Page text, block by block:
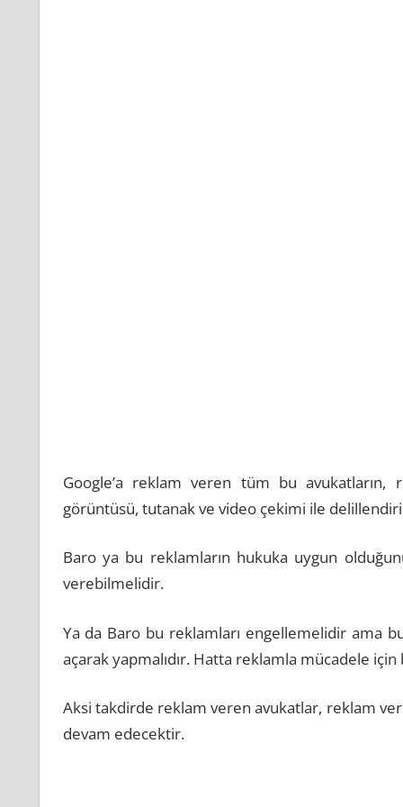
Google’a reklam veren tüm bu
görüntüsü, tutanak ve video çekimi ile
Baro ya bu reklamların hukuka uygun
verebilmelidir.
Ya da Baro bu reklamları engellemelidir ama
açarak yapmalıdır. Hatta reklamla mücadele
Aksi takdirde reklam veren avukatlar, reklam
devam edecektir.